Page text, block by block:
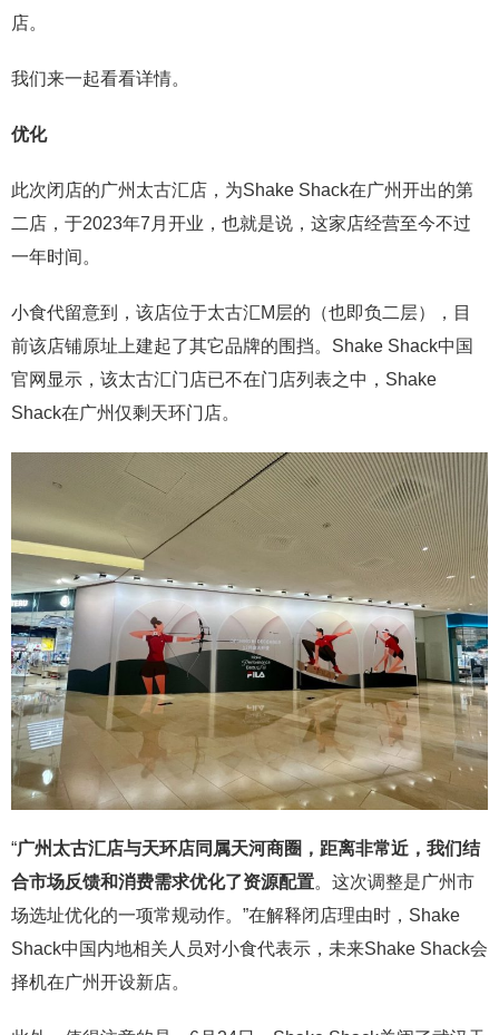
店。
我们来一起看看详情。
优化
此次闭店的广州太古汇店，为Shake Shack在广州开出的第
二店，于2023年7月开业，也就是说，这家店经营至今不过
一年时间。
小食代留意到，该店位于太古汇M层的（也即负二层），目
前该店铺原址上建起了其它品牌的围挡。Shake Shack中国
官网显示，该太古汇门店已不在门店列表之中，Shake
Shack在广州仅剩天环门店。
“广州太古汇店与天环店同属天河商圈，距离非常近，我们结
合市场反馈和消费需求优化了资源配置。这次调整是广州市
场选址优化的一项常规动作。”在解释闭店理由时，Shake
Shack中国内地相关人员对小食代表示，未来Shake Shack会
择机在广州开设新店。